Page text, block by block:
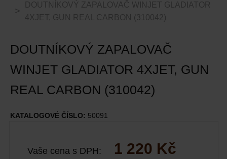
DOUTNÍKOVÝ ZAPALOVAČ WINJET GLADIATOR
4XJET, GUN REAL CARBON (310042)
DOUTNÍKOVÝ ZAPALOVAČ
WINJET GLADIATOR 4XJET, GUN
REAL CARBON (310042)
KATALOGOVÉ ČÍSLO: 50091
Vaše cena s DPH: 1 220 Kč